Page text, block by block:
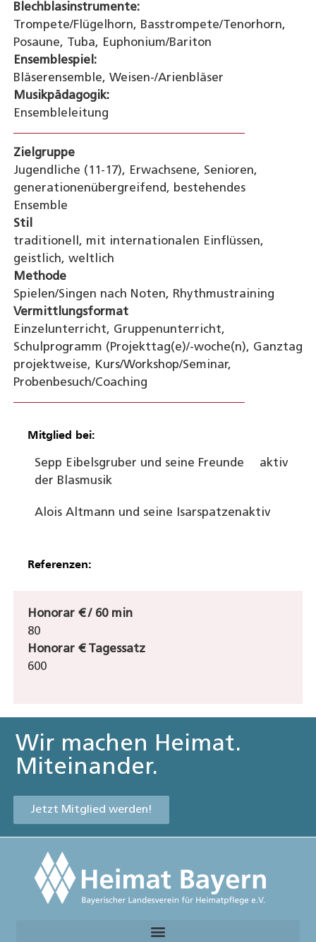
Blechblasinstrumente:
Trompete/Flügelhorn, Basstrompete/Tenorhorn,
Posaune, Tuba, Euphonium/Bariton
Ensemblespiel:
Bläserensemble, Weisen-/Arienbläser
Musikpädagogik:
Ensembleleitung
Zielgruppe
Jugendliche (11-17), Erwachsene, Senioren,
generationenübergreifend, bestehendes
Ensemble
Stil
traditionell, mit internationalen Einflüssen,
geistlich, weltlich
Methode
Spielen/Singen nach Noten, Rhythmustraining
Vermittlungsformat
Einzelunterricht, Gruppenunterricht,
Schulprogramm (Projekttag(e)/-woche(n), Ganztag
projektweise, Kurs/Workshop/Seminar,
Probenbesuch/Coaching
Mitglied bei:
Sepp Eibelsgruber und seine Freunde
der Blasmusik
aktiv
Alois Altmann und seine Isarspatzenaktiv
Referenzen:
Honorar € / 60 min
80
Honorar € Tagessatz
600
Wir machen Heimat.
Miteinander.
Jetzt Mitglied werden!